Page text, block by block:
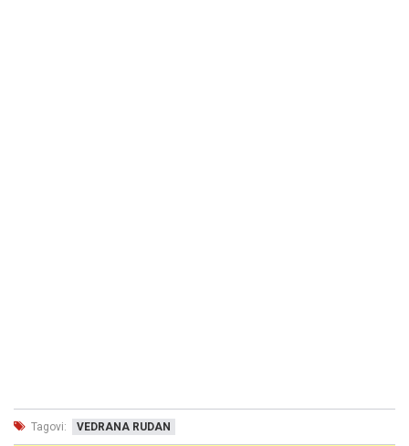
Tagovi: VEDRANA RUDAN